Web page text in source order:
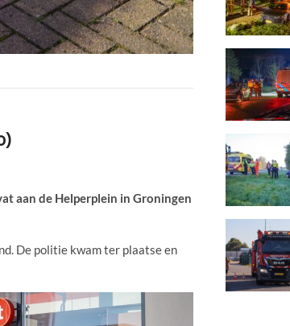
aan de Helperplein in Groningen
De politie kwam ter plaatse en